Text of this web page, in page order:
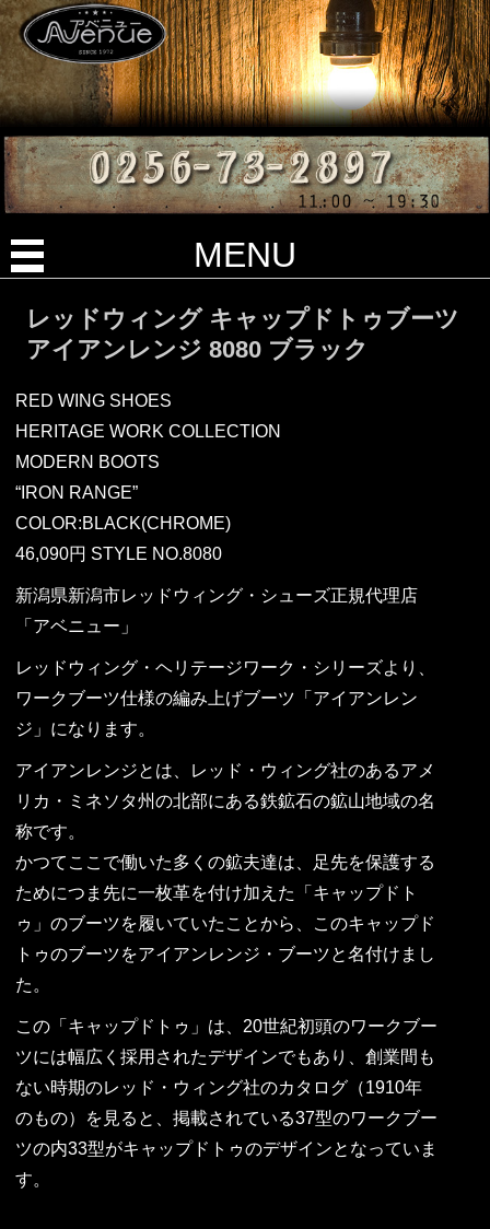
MENU
レッドウィング キャップドトゥブーツ
アイアンレンジ 8080 ブラック
RED WING SHOES
HERITAGE WORK COLLECTION
MODERN BOOTS
“IRON RANGE”
COLOR:BLACK(CHROME)
46,090円 STYLE NO.8080
新潟県新潟市レッドウィング・シューズ正規代理店
「アベニュー」
レッドウィング・ヘリテージワーク・シリーズより、
ワークブーツ仕様の編み上げブーツ「アイアンレン
ジ」になります。
アイアンレンジとは、レッド・ウィング社のあるアメ
リカ・ミネソタ州の北部にある鉄鉱石の鉱山地域の名
称です。
かつてここで働いた多くの鉱夫達は、足先を保護する
ためにつま先に一枚革を付け加えた「キャップドト
ゥ」のブーツを履いていたことから、このキャップド
トゥのブーツをアイアンレンジ・ブーツと名付けまし
た。
この「キャップドトゥ」は、20世紀初頭のワークブー
ツには幅広く採用されたデザインでもあり、創業間も
ない時期のレッド・ウィング社のカタログ（1910年
のもの）を見ると、掲載されている37型のワークブー
ツの内33型がキャップドトゥのデザインとなっていま
す。